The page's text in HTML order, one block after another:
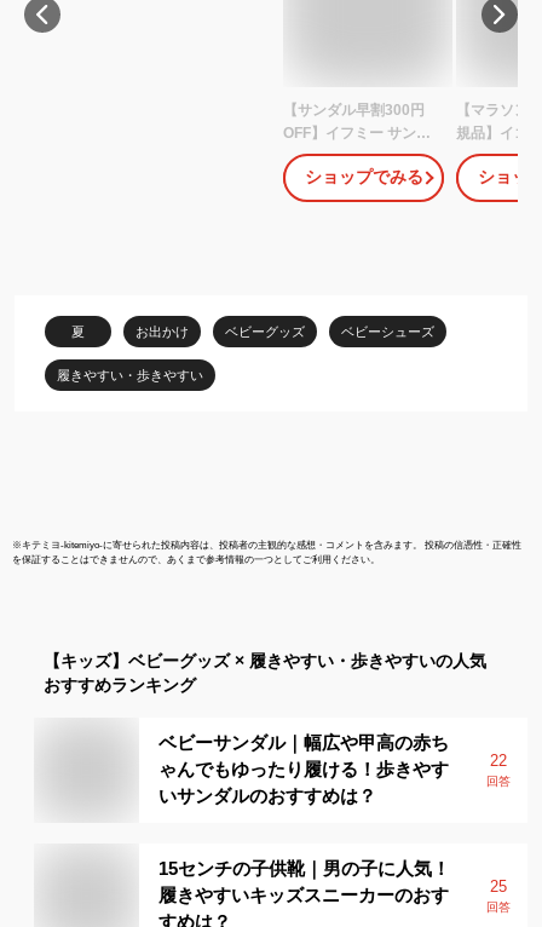
【サンダル早割300円
OFF】イフミー サンダ
ル キッズ 子供 ベビー 靴
ウォーターサンダル 女
の子 男の子 水色 ブルー
い 反射材 安全 雨 海 プ
ール 夏 水陸 IFME 20-
ショップでみる
【マラソン
規品】イゴ
サンダル
SOLID（
20.5cm）
ショッ
夏 お出かけ ベビーグッズ ベビーシューズ
履きやすい・歩きやすい
※キテミヨ-kitemiyo-に寄せられた投稿内容は、投稿者の主観的な感想・コメントを含みます。 投稿の信憑性・正確性
を保証することはできませんので、あくまで参考情報の一つとしてご利用ください。
【キッズ】 ベビーグッズ × 履きやすい・歩きやすいの人気
おすすめランキング
ベビーサンダル｜幅広や甲高の赤ち
ゃんでもゆったり履ける！歩きやす
いサンダルのおすすめは？
22
回答
15センチの子供靴｜男の子に人気！
履きやすいキッズスニーカーのおす
すめは？
25
回答